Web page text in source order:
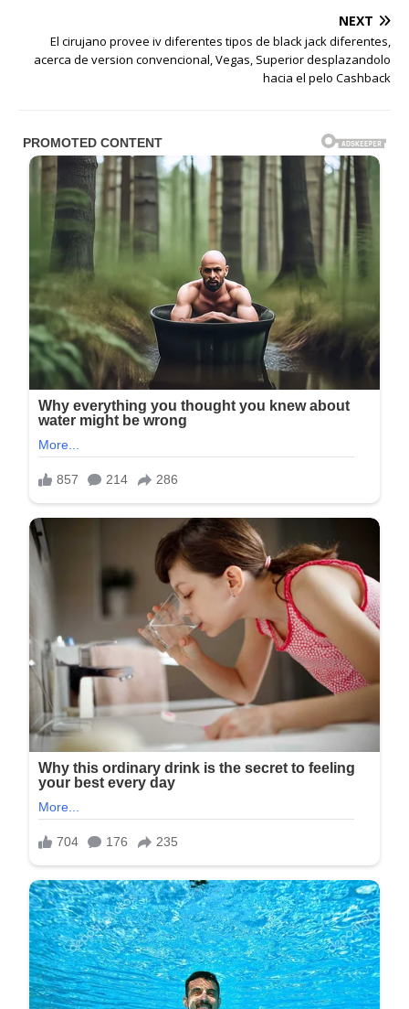
NEXT
El cirujano provee iv diferentes tipos de black jack diferentes,
acerca de version convencional, Vegas, Superior desplazandolo
hacia el pelo Cashback